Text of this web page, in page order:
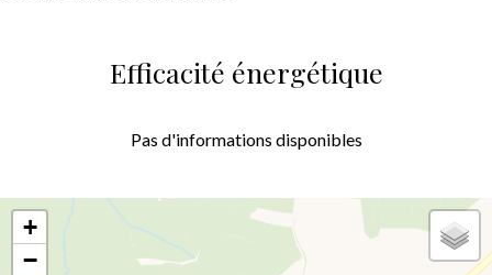
Efficacité énergétique
Pas d'informations disponibles
+
−